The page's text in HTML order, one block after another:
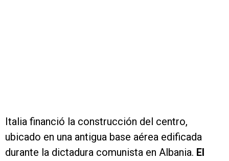
Italia financió la construcción del centro,
ubicado en una antigua base aérea edificada
durante la dictadura comunista en Albania. El